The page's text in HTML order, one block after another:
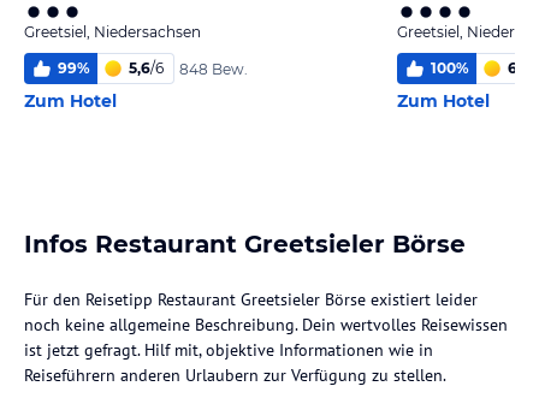
Greetsiel, Niedersachsen
99% 5,6/6 848 Bew.
Zum Hotel
Greetsiel,
100% 6,0
Zum Hotel
Infos Restaurant Greetsieler Börse
Für den Reisetipp Restaurant Greetsieler Börse existiert leider
noch keine allgemeine Beschreibung. Dein wertvolles Reisewissen
ist jetzt gefragt. Hilf mit, objektive Informationen wie in
Reiseführern anderen Urlaubern zur Verfügung zu stellen.